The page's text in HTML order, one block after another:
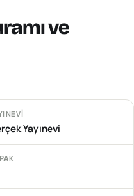
ve
Yayınevi